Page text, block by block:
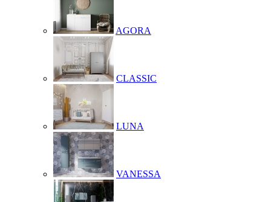
AGORA
CLASSIC
LUNA
VANESSA